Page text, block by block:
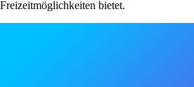
Freizeitmöglichkeiten bietet.